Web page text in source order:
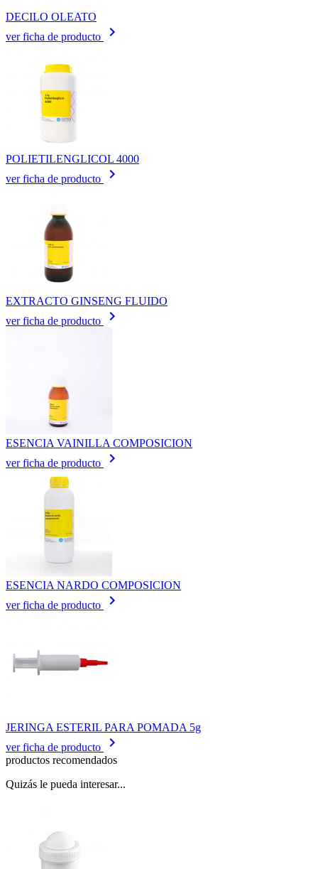
DECILO OLEATO
ver ficha de producto
keyboard_arrow_right
POLIETILENGLICOL 4000
ver ficha de producto
keyboard_arrow_right
EXTRACTO GINSENG FLUIDO
ver ficha de producto
keyboard_arrow_right
ESENCIA VAINILLA COMPOSICION
ver ficha de producto
keyboard_arrow_right
ESENCIA NARDO COMPOSICION
ver ficha de producto
keyboard_arrow_right
JERINGA ESTERIL PARA POMADA 5g
ver ficha de producto
keyboard_arrow_right
productos recomendados
Quizás le pueda interesar...